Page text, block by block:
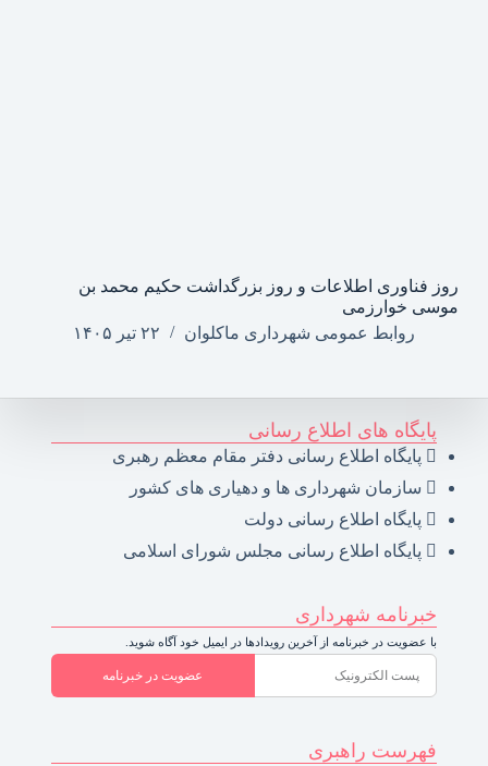
روز فناوری اطلاعات و روز بزرگداشت حکیم محمد بن
موسی خوارزمی
روابط عمومی شهرداری ماکلوان
۲۲ تیر ۱۴۰۵
پایگاه های اطلاع رسانی
پایگاه اطلاع رسانی دفتر مقام معظم رهبری
سازمان شهرداری ها و دهیاری های کشور
پایگاه اطلاع رسانی دولت
پایگاه اطلاع رسانی مجلس شورای اسلامی
خبرنامه شهرداری
با عضویت در خبرنامه از آخرین رویدادها در ایمیل خود آگاه شوید.
عضویت در خبرنامه
فهرست راهبری